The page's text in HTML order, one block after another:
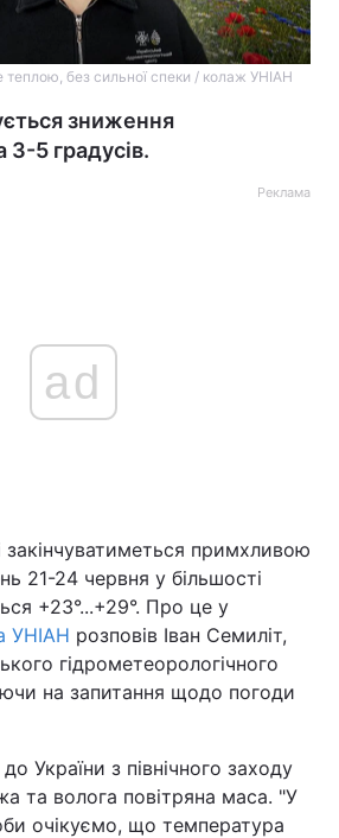
теплою, без сильної спеки / колаж УНІАН
зниження
5 градусів.
Реклама
ad
закінчуватиметься примхливою
21-24 червня у більшості
+23°...+29°. Про це у
УНІАН розповів Іван Семиліт,
гідрометеорологічного
на запитання щодо погоди
України з північного заходу
та волога повітряна маса. "У
очікуємо, що температура